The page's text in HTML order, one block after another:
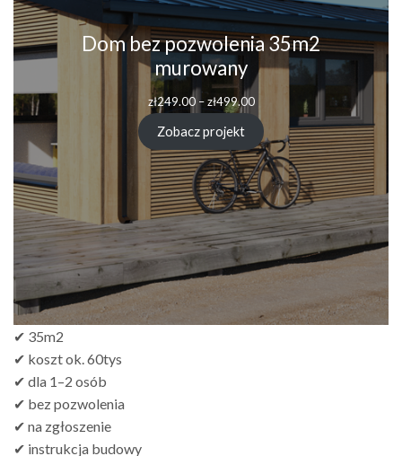
Dom bez pozwolenia 35m2
murowany
zł249.00 – zł499.00
Zobacz projekt
✔ 35m2
✔ koszt ok. 60tys
✔ dla 1–2 osób
✔ bez pozwolenia
✔ na zgłoszenie
✔ instrukcja budowy